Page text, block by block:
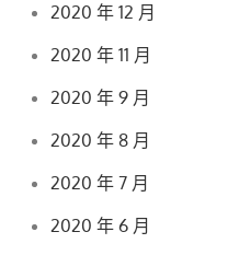
2020 年 12 月
2020 年 11 月
2020 年 9 月
2020 年 8 月
2020 年 7 月
2020 年 6 月